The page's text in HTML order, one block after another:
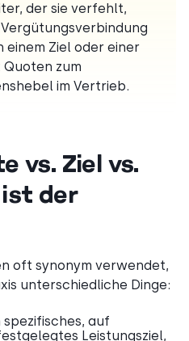
der sie verfehlt,
Ziel oder einer
zum
im Vertrieb.
vs. Ziel vs.
ist der
oft synonym verwendet,
unterschiedliche Dinge:
spezifisches, auf
Leistungsziel,